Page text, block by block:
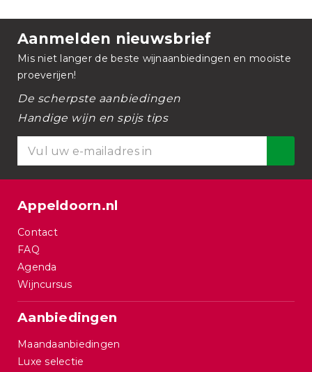
Aanmelden nieuwsbrief
Mis niet langer de beste wijnaanbiedingen en mooiste
proeverijen!
De scherpste aanbiedingen
Handige wijn en spijs tips
Appeldoorn.nl
Contact
FAQ
Agenda
Wijncursus
Aanbiedingen
Maandaanbiedingen
Luxe selectie